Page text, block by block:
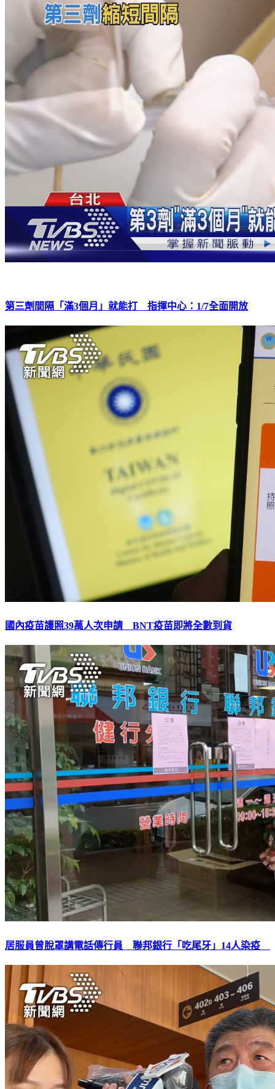
第三劑間隔「滿3個月」就能打 指揮中心：1/7全面開放
國內疫苗護照39萬人次申請 BNT疫苗即將全數到貨
居服員曾脫罩講電話傳行員 聯邦銀行「吃尾牙」14人染疫